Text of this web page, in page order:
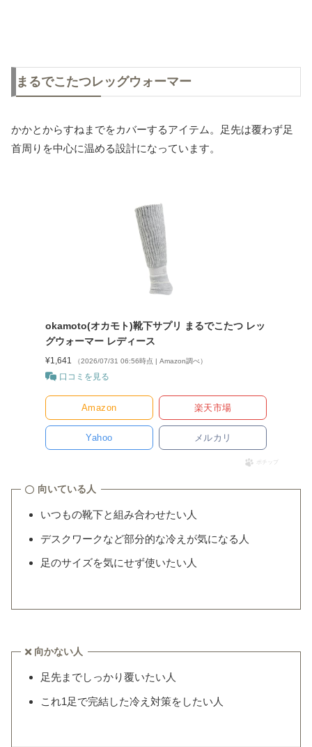
まるでこたつレッグウォーマー
かかとからすねまでをカバーするアイテム。足先は覆わず足
首周りを中心に温める設計になっています。
okamoto(オカモト)靴下サプリ まるでこたつ レッ
グウォーマー レディース
¥1,641 （2026/07/31 06:56時点 | Amazon調べ）
口コミを見る
Amazon 楽天市場
Yahoo メルカリ
ポチップ
向いている人
いつもの靴下と組み合わせたい人
デスクワークなど部分的な冷えが気になる人
足のサイズを気にせず使いたい人
向かない人
足先までしっかり覆いたい人
これ1足で完結した冷え対策をしたい人